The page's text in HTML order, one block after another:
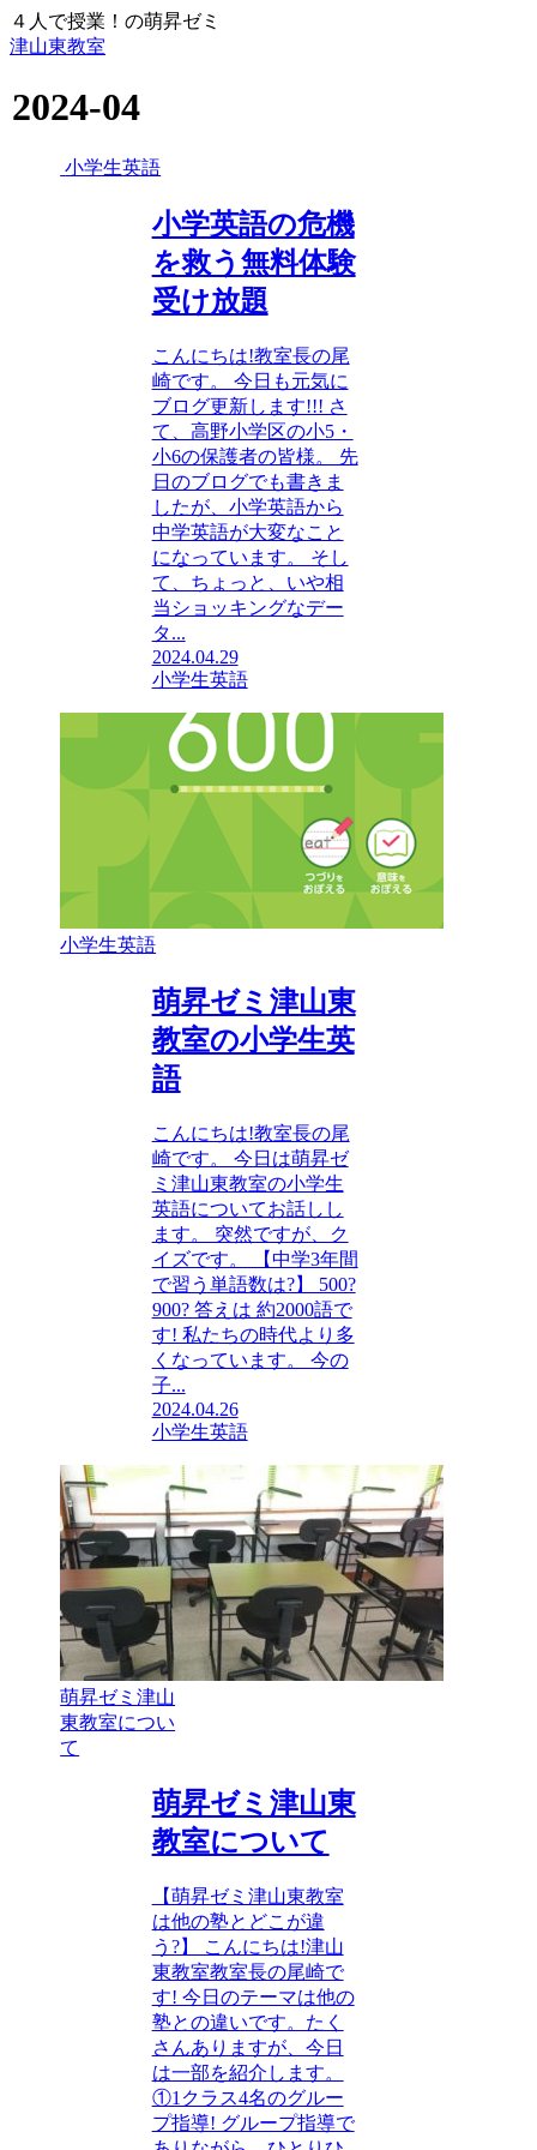
４人で授業！の萌昇ゼミ
津山東教室
2024-04
小学生英語
小学英語の危機
を救う無料体験
受け放題
こんにちは!教室長の尾
崎です。 今日も元気に
ブログ更新します!!! さ
て、高野小学区の小5・
小6の保護者の皆様。 先
日のブログでも書きま
したが、小学英語から
中学英語が大変なこと
になっています。 そし
て、ちょっと、いや相
当ショッキングなデー
タ...
2024.04.29
小学生英語
小学生英語
萌昇ゼミ津山東
教室の小学生英
語
こんにちは!教室長の尾
崎です。 今日は萌昇ゼ
ミ津山東教室の小学生
英語についてお話しし
ます。 突然ですが、ク
イズです。 【中学3年間
で習う単語数は?】 500?
900? 答えは 約2000語で
す! 私たちの時代より多
くなっています。 今の
子...
2024.04.26
小学生英語
萌昇ゼミ津山
東教室につい
て
萌昇ゼミ津山東
教室について
【萌昇ゼミ津山東教室
は他の塾とどこが違
う?】 こんにちは!津山
東教室教室長の尾崎で
す! 今日のテーマは他の
塾との違いです。たく
さんありますが、今日
は一部を紹介します。
①1クラス4名のグルー
プ指導! グループ指導で